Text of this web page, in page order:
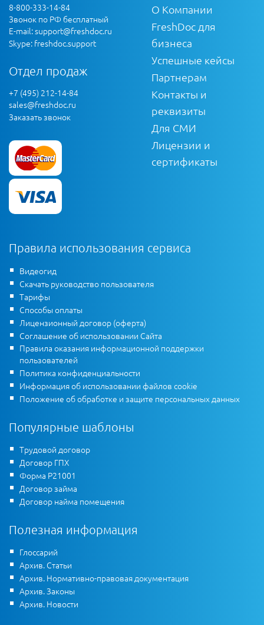
8-800-333-14-84
Звонок по РФ бесплатный
E-mail:support@freshdoc.ru
Skype: freshdoc.support
Отдел продаж
+7 (495) 212-14-84
sales@freshdoc.ru
Заказать звонок
О Компании
FreshDoc для
бизнеса
Успешные кейсы
Партнерам
Контакты и
реквизиты
Для СМИ
Лицензии и
сертификаты
Правила использования сервиса
Видеогид
Скачать руководство пользователя
Тарифы
Способы оплаты
Лицензионный договор (оферта)
Соглашение об использовании Сайта
Правила оказания информационной поддержки
пользователей
Политика конфиденциальности
Информация об использовании файлов cookie
Положение об обработке и защите персональных данных
Популярные шаблоны
Трудовой договор
Договор ГПХ
Форма Р21001
Договор займа
Договор найма помещения
Полезная информация
Глоссарий
Архив. Статьи
Архив. Нормативно-правовая документация
Архив. Законы
Архив. Новости